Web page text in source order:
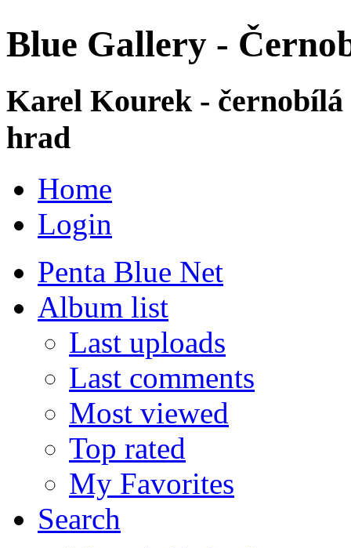
Blue Gallery -
Karel Kourek -
hrad
Home
Login
Penta Blue Net
Album list
Last uploads
Last comments
Most viewed
Top rated
My Favorites
Search